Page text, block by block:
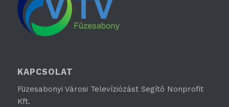
KAPCSOLAT
Füzesabonyi Városi Televíziózást Segítő Nonprofit
Kft.